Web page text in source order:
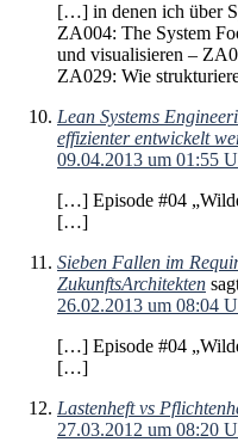
[…] in denen ich über
ZA004: The System
und visualisieren –
ZA029: Wie
Lean Systems
effizienter entwickelt
09.04.2013 um 01:55
[…] Episode #04
[…]
Sieben Fallen im
ZukunftsArchitekten
26.02.2013 um 08:04
[…] Episode #04
[…]
Lastenheft vs
27.03.2012 um 08:20